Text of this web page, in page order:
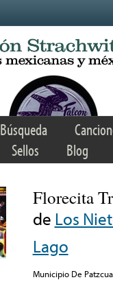
Búsqueda
Sellos Blog
Florecita
de Los
Lago
Municipio De